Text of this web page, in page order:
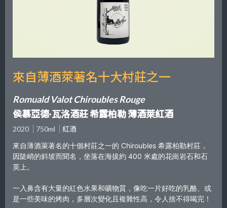
來自薄酒萊著名十大村莊之一
Romuald Valot Chiroubles Rouge
侯慕亞德·瓦洛酒莊 希露柏勒 薄酒萊紅酒
2020 750ml
紅酒
來自薄酒萊著名的十個村莊之一的 Chiroubles 希露柏勒村莊，
因陡峭的斜坡而聞名，坐落在海拔約 400 米處的花崗岩石和石
英上。
一入鼻含有大量的紅色水果和礦物質，像吃一片好吃的乳酪、或
是一些美味的烤肉，多層次變化且複雜性高，令人捨不得喝完！